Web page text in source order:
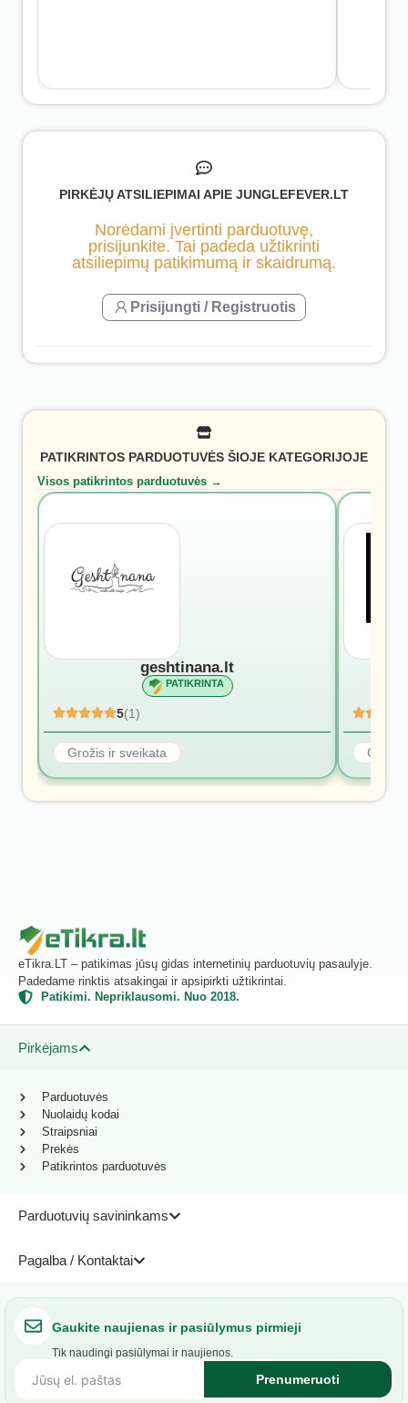
PIRKĖJŲ ATSILIEPIMAI APIE JUNGLEFEVER.LT
Norėdami įvertinti parduotuvę,
prisijunkite. Tai padeda užtikrinti
atsiliepimų patikimumą ir skaidrumą.
Prisijungti / Registruotis
PATIKRINTOS PARDUOTUVĖS ŠIOJE KATEGORIJOJE
Visos patikrintos parduotuvės →
geshtinana.lt
PATIKRINTA
5(1)
Grožis ir sveikata Grožis
eTikra.LT – patikimas jūsų gidas internetinių parduotuvių pasaulyje.
Padedame rinktis atsakingai ir apsipirkti užtikrintai.
Patikimi. Nepriklausomi. Nuo 2018.
Pirkėjams
Parduotuvių savininkams
Pagalba / Kontaktai
Parduotuvės
Nuolaidų kodai
Straipsniai
Prekės
Patikrintos parduotuvės
Gaukite naujienas ir pasiūlymus pirmieji
Tik naudingi pasiūlymai ir naujienos.
Prenumeruoti